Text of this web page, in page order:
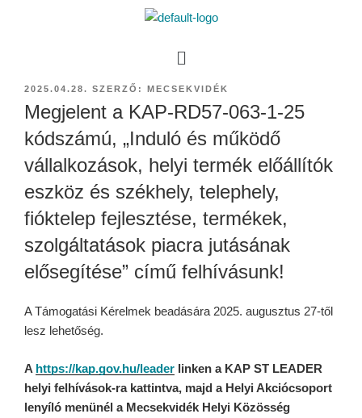
2025.04.28. SZERZŐ: MECSEKVIDÉK
Megjelent a KAP-RD57-063-1-25
kódszámú, „Induló és működő
vállalkozások, helyi termék előállítók
eszköz és székhely, telephely,
fióktelep fejlesztése, termékek,
szolgáltatások piacra jutásának
elősegítése” című felhívásunk!
A Támogatási Kérelmek beadására 2025. augusztus 27-től
lesz lehetőség.
A https://kap.gov.hu/leader linken a KAP ST LEADER
helyi felhívások-ra kattintva, majd a Helyi Akciócsoport
lenyíló menünél a Mecsekvidék Helyi Közösség